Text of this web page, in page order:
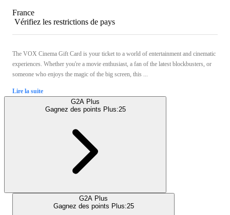
France
Vérifiez les restrictions de pays
The VOX Cinema Gift Card is your ticket to a world of entertainment and cinematic
experiences. Whether you're a movie enthusiast, a fan of the latest blockbusters, or
someone who enjoys the magic of the big screen, this ...
Lire la suite
G2A Plus
Gagnez des points Plus:25
G2A Plus
Gagnez des points Plus:25